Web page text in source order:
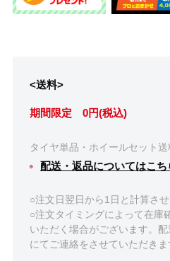
<送料>
期間限定 0円(税込)
タイヤ単品・ホイールセット
配送・返品についてはこち
○注文日翌日から1日と計算させ
○注文タイミングによって在庫
いただく場合がございます。
にてご連絡をさせていただきま